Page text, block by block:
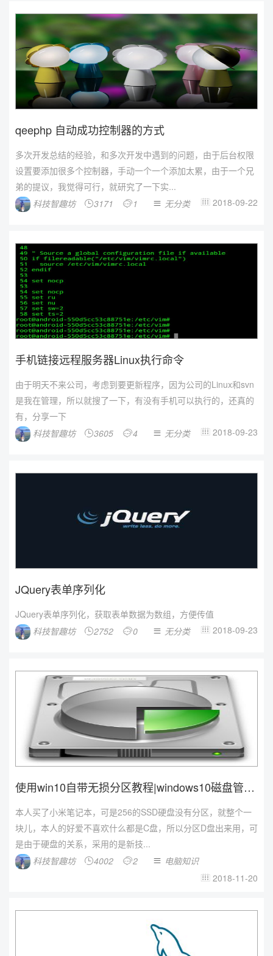
qeephp 自动成功控制器的方式
多次开发总结的经验，和多次开发中遇到的问题，由于后台权限
设置要添加很多个控制器，手动一个一个添加太累，由于一个兄
弟的提议，我觉得可行，就研究了一下实...
科技智趣坊
3171 1  无分类  2018-09-22
手机链接远程服务器Linux执行命令
由于明天不来公司，考虑到要更新程序，因为公司的Linux和svn
是我在管理，所以就搜了一下，有没有手机可以执行的，还真的
有，分享一下
科技智趣坊
3605 4  无分类  2018-09-23
JQuery表单序列化
JQuery表单序列化，获取表单数据为数组，方便传值
科技智趣坊
2752 0  无分类  2018-09-23
使用win10自带无损分区教程|windows10磁盘管理
本人买了小米笔记本，可是256的SSD硬盘没有分区，就整个一
块儿，本人的好爱不喜欢什么都是C盘，所以分区D盘出来用，可
是由于硬盘的关系，采用的是新技...
科技智趣坊
4002 2  电脑知识
 2018-11-20